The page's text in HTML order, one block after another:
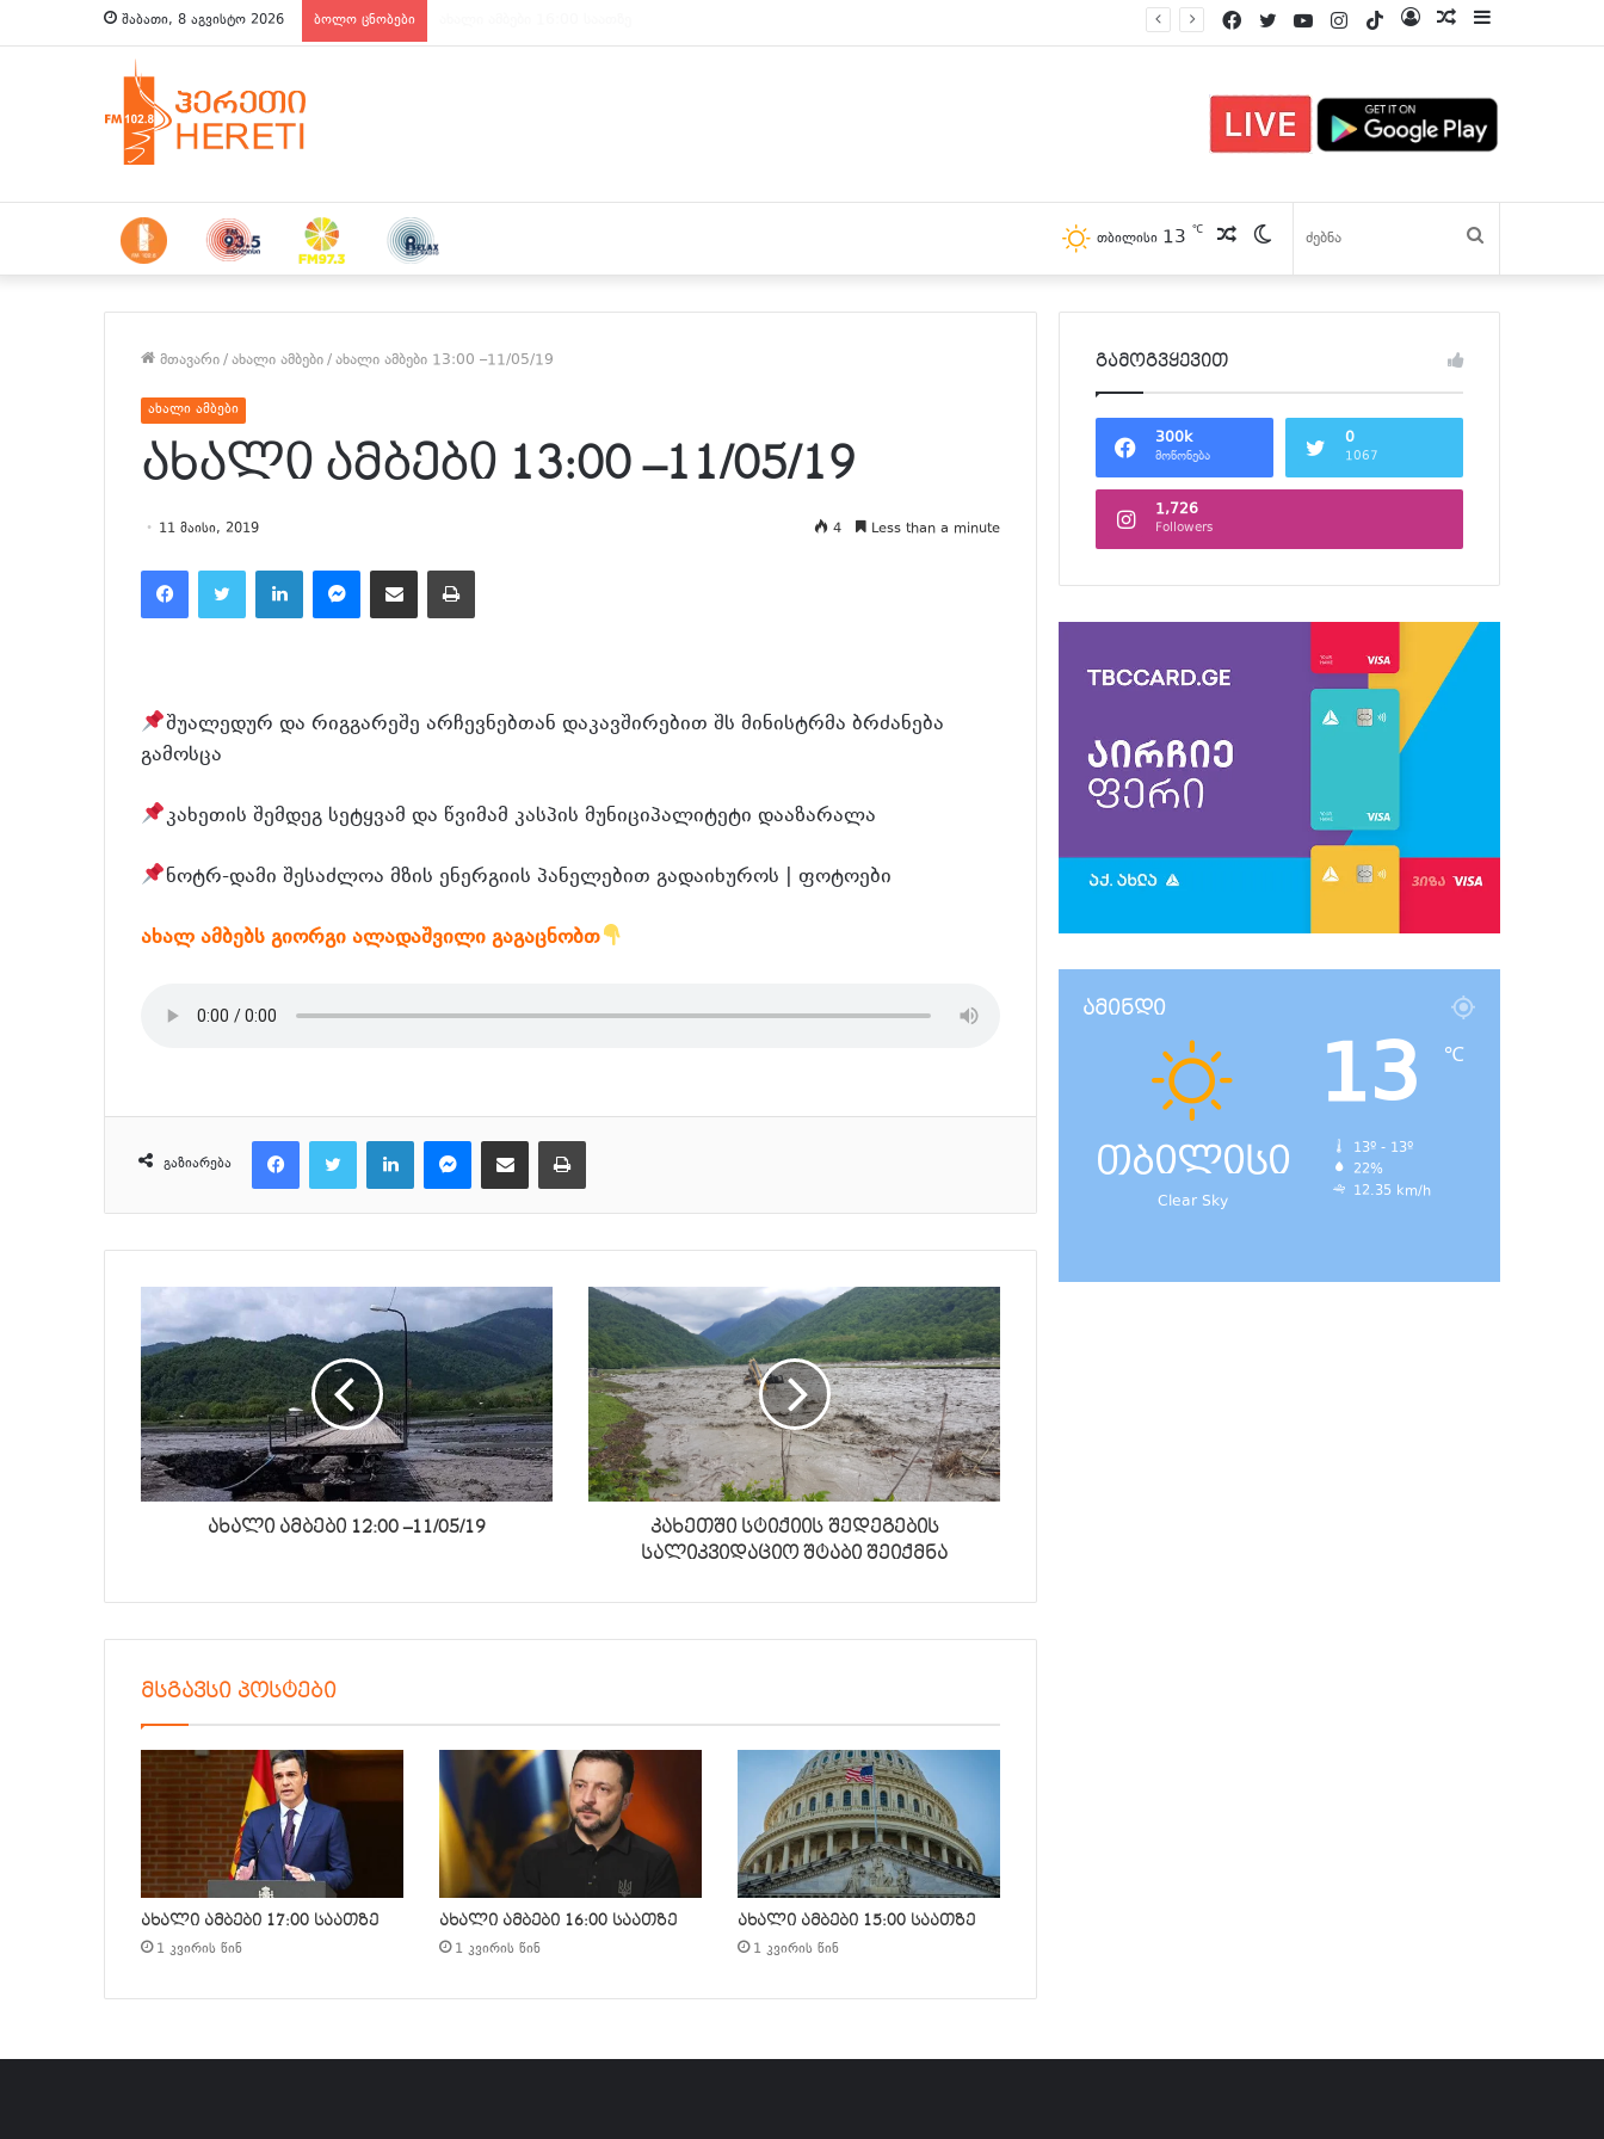
შაბათი, 8 აგვისტო 2026 ბოლო ცნობები Sidebar
პოსტები
Log
TikTok
Instagram
YouTube
Twitter
Facebook
ძებნა
Switch
skin
პოსტები
თბილისი 13 ℃
მთავარი/ახალი ამბები/ახალი ამბები 13:00 –11/05/19
ახალი ამბები
ახალი ამბები 13:00 –11/05/19
11 მაისი, 2019 4 Less than a minute
FacebookTwitter LinkedInMessengerმეილზე გაზიარებაამობეჭვდა
შუალედურ და რიგგარეშე არჩევნებთან დაკავშირებით შს მინისტრმა ბრძანება
გამოსცა
კახეთის შემდეგ სეტყვამ და წვიმამ კასპის მუნიციპალიტეტი დააზარალა
ნოტრ-დამი შესაძლოა მზის ენერგიის პანელებით გადაიხუროს | ფოტოები
ახალ ამბებს გიორგი ალადაშვილი გაგაცნობთ
გაზიარება
FacebookTwitter LinkedInMessengerმეილზე გაზიარებაამობეჭვდა
ახალი ამბები 12:00 –11/05/19
კახეთში სტიქიის შედეგების
სალიკვიდაციო შტაბი შეიქმნა
მსგავსი პოსტები
ახალი ამბები 17:00 საათზე
1 კვირის წინ
ახალი ამბები 16:00 საათზე
1 კვირის წინ
ახალი ამბები 15:00 საათზე
1 კვირის წინ
გამოგვყევით
300k
მოწონება
0
1067
1,726
Followers
ამინდი
თბილისი
Clear Sky
13 ℃
13º - 13º
22%
12.35 km/h